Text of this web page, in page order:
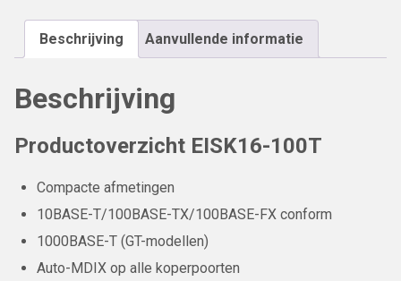
Beschrijving Aanvullende informatie
Beschrijving
Productoverzicht EISK16-100T
Compacte afmetingen
10BASE-T/100BASE-TX/100BASE-FX conform
1000BASE-T (GT-modellen)
Auto-MDIX op alle koperpoorten